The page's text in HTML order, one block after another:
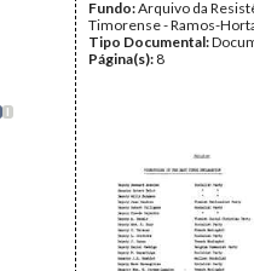
I
Fundo:Arquivo da
Timorense - Ramos-
Tipo Documental:
Página(s): 8